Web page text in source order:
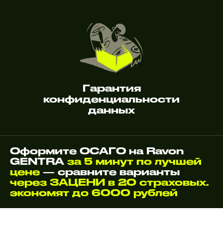
Гарантия
конфиденциальности
данных
Оформите ОСАГО на Ravon
GENTRA за 5 минут по лучшей
цене — сравните варианты
через ЗАЦЕНИ в 20 страховых.
экономят до 6000 рублей